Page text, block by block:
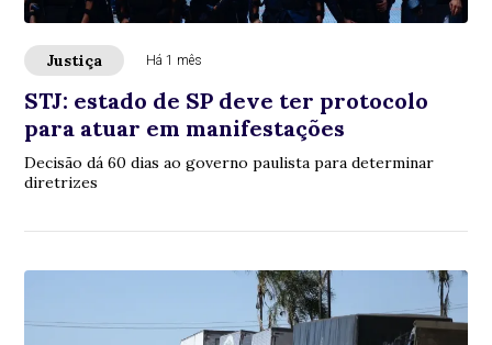
Justiça Há 1 mês
STJ: estado de SP deve ter protocolo
para atuar em manifestações
Decisão dá 60 dias ao governo paulista para determinar
diretrizes